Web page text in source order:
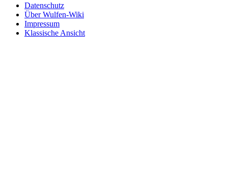
Datenschutz
Über Wulfen-Wiki
Impressum
Klassische Ansicht